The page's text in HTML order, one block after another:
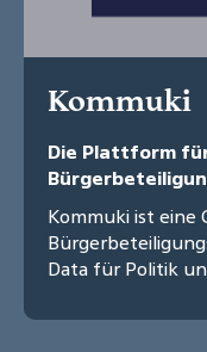
Kommuki
Die Plattform
Kommuki ist eine
Data für Politik